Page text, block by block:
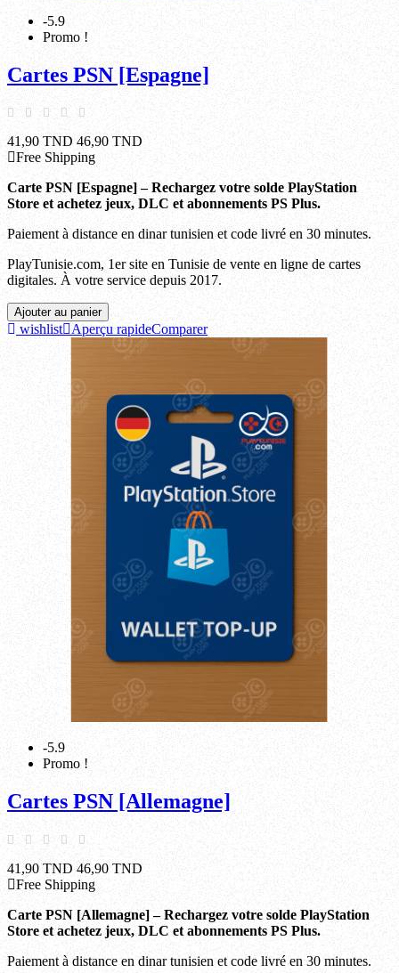
-5.9
Promo !
Cartes PSN [Espagne]
41,90 TND 46,90 TND
Free Shipping
Carte PSN [Espagne] – Rechargez votre solde PlayStation
Store et achetez jeux, DLC et abonnements PS Plus.
Paiement à distance en dinar tunisien et code livré en 30 minutes.
PlayTunisie.com, 1er site en Tunisie de vente en ligne de cartes
digitales. À votre service depuis 2017.
Ajouter au panier
wishlist Aperçu rapideComparer
-5.9
Promo !
Cartes PSN [Allemagne]
41,90 TND 46,90 TND
Free Shipping
Carte PSN [Allemagne] – Rechargez votre solde PlayStation
Store et achetez jeux, DLC et abonnements PS Plus.
Paiement à distance en dinar tunisien et code livré en 30 minutes.